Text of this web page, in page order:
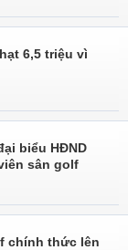
6,5 triệu vì
biểu HĐND
sân golf
chính thức lên